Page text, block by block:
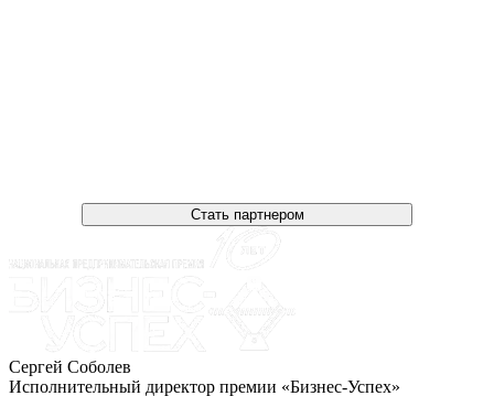
Стать партнером
Сергей Соболев
Исполнительный директор премии «Бизнес-Успех»